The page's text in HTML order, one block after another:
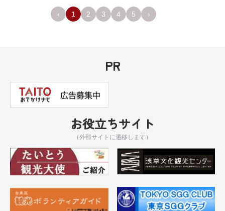
‹ 1 2 3 4 5 ›
PR
お役立ちサイト
（外部サイトに遷移します）